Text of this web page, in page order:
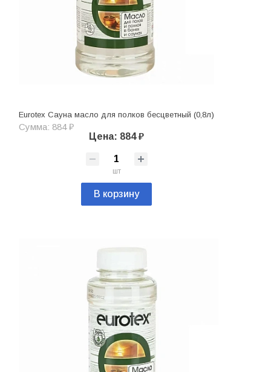
Eurotex Сауна масло для полков бесцветный (0,8л)
Сумма: 884 ₽
Цена: 884 ₽
шт
В корзину